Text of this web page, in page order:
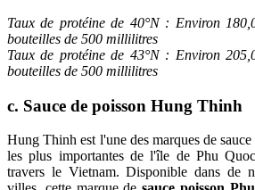
Taux de protéine de 40°N : Environ
bouteilles de 500 millilitres
Taux de protéine de 43°N : Environ
bouteilles de 500 millilitres
c. Sauce de poisson Hung Thinh
Hung Thinh est l'une des marques de
les plus importantes de l'île de Phu
travers le Vietnam. Disponible dans de